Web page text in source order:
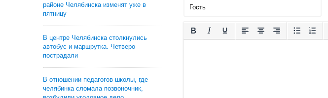
районе Челябинска изменят уже в
пятницу
В центре Челябинска столкнулись
автобус и маршрутка. Четверо
пострадали
В отношении педагогов школы, где
челябинка сломала позвоночник,